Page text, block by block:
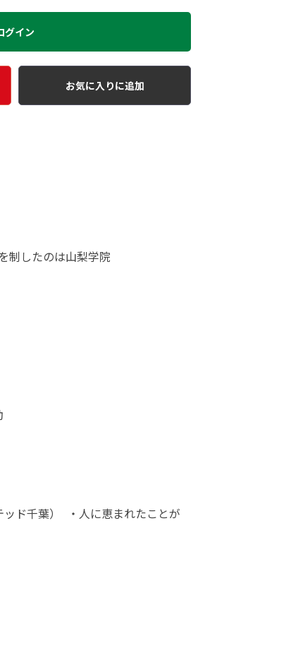
グイン
お気に入りに追加
制したのは山梨学院
ッド千葉） ・人に恵まれたことが